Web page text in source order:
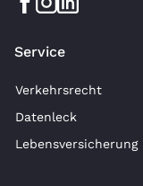
Service
Verkehrsrecht
Datenleck
Lebensversicherung